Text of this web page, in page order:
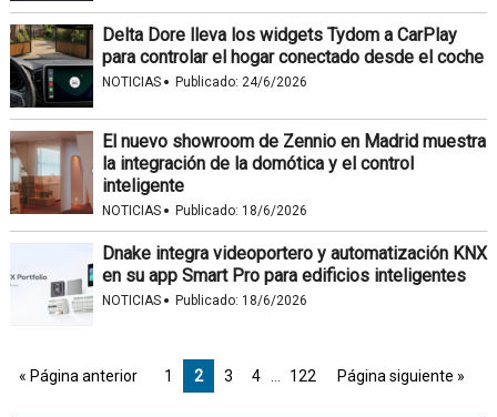
Delta Dore lleva los widgets Tydom a CarPlay
para controlar el hogar conectado desde el coche
NOTICIAS · Publicado: 24/6/2026
El nuevo showroom de Zennio en Madrid muestra
la integración de la domótica y el control
inteligente
NOTICIAS · Publicado: 18/6/2026
Dnake integra videoportero y automatización KNX
en su app Smart Pro para edificios inteligentes
NOTICIAS · Publicado: 18/6/2026
« Página anterior 1 2 3 4 122 Página siguiente »